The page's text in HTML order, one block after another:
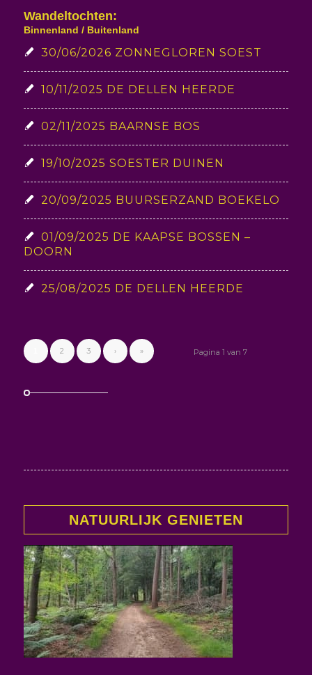
Wandeltochten:
Binnenland / Buitenland
30/06/2026 ZONNEGLOREN SOEST
10/11/2025 DE DELLEN HEERDE
02/11/2025 BAARNSE BOS
19/10/2025 SOESTER DUINEN
20/09/2025 BUURSERZAND BOEKELO
01/09/2025 DE KAAPSE BOSSEN –
DOORN
25/08/2025 DE DELLEN HEERDE
Pagina 1 van 7
2 3 › »
NATUURLIJK GENIETEN